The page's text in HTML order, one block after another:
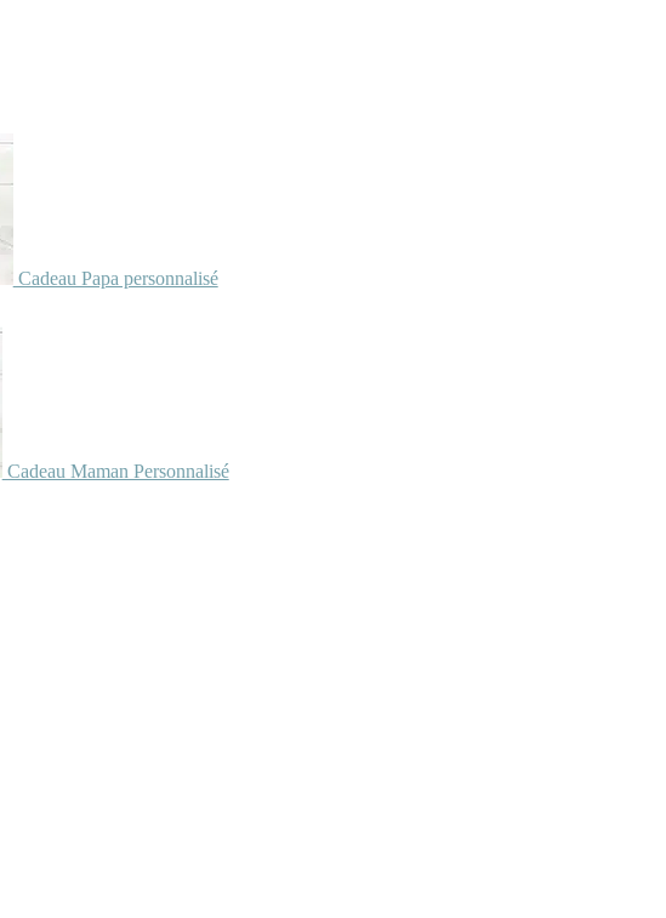
Cadeau Papa personnalisé
Cadeau Maman Personnalisé